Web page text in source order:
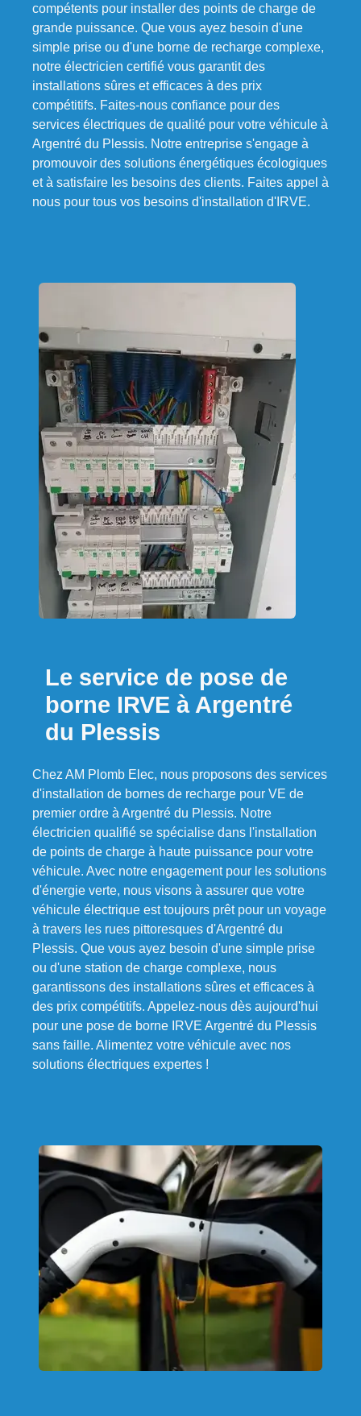
compétents pour installer des points de charge de
grande puissance. Que vous ayez besoin d'une
simple prise ou d'une borne de recharge complexe,
notre électricien certifié vous garantit des
installations sûres et efficaces à des prix
compétitifs. Faites-nous confiance pour des
services électriques de qualité pour votre véhicule à
Argentré du Plessis. Notre entreprise s'engage à
promouvoir des solutions énergétiques écologiques
et à satisfaire les besoins des clients. Faites appel à
nous pour tous vos besoins d'installation d'IRVE.
Le service de pose de
borne IRVE à Argentré
du Plessis
Chez AM Plomb Elec, nous proposons des services
d'installation de bornes de recharge pour VE de
premier ordre à Argentré du Plessis. Notre
électricien qualifié se spécialise dans l'installation
de points de charge à haute puissance pour votre
véhicule. Avec notre engagement pour les solutions
d'énergie verte, nous visons à assurer que votre
véhicule électrique est toujours prêt pour un voyage
à travers les rues pittoresques d'Argentré du
Plessis. Que vous ayez besoin d'une simple prise
ou d'une station de charge complexe, nous
garantissons des installations sûres et efficaces à
des prix compétitifs. Appelez-nous dès aujourd'hui
pour une pose de borne IRVE Argentré du Plessis
sans faille. Alimentez votre véhicule avec nos
solutions électriques expertes !